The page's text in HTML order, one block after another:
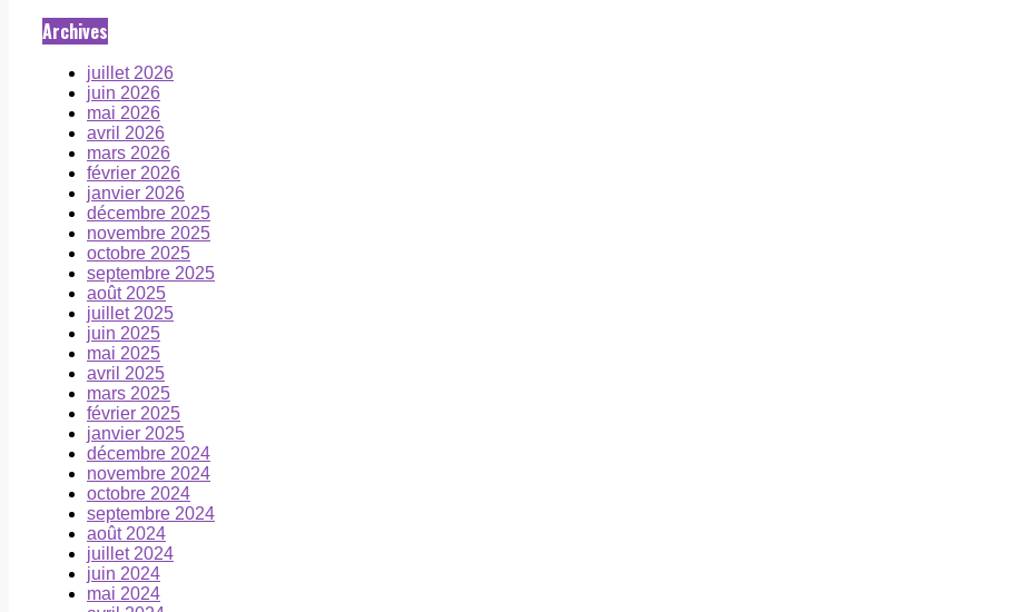
Archives
juillet 2026
juin 2026
mai 2026
avril 2026
mars 2026
février 2026
janvier 2026
décembre 2025
novembre 2025
octobre 2025
septembre 2025
août 2025
juillet 2025
juin 2025
mai 2025
avril 2025
mars 2025
février 2025
janvier 2025
décembre 2024
novembre 2024
octobre 2024
septembre 2024
août 2024
juillet 2024
juin 2024
mai 2024